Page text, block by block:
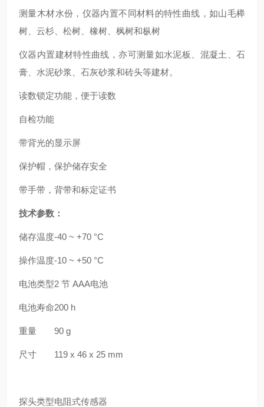
测量木材水份，仪器内置不同材料的特性曲线，如山毛榉
树、云杉、松树、橡树、枫树和枞树
仪器内置建材特性曲线，亦可测量如水泥板、混凝土、石
膏、水泥砂浆、石灰砂浆和砖头等建材。
读数锁定功能，便于读数
自检功能
带背光的显示屏
保护帽，保护储存安全
带手带，背带和标定证书
技术参数：
储存温度-40 ~ +70 °C
操作温度-10 ~ +50 °C
电池类型2 节 AAA电池
电池寿命200 h
重量 90 g
尺寸 119 x 46 x 25 mm
探头类型电阻式传感器